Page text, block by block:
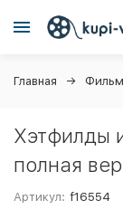
Главная
Хэтфилды
полная
Артикул: f16554